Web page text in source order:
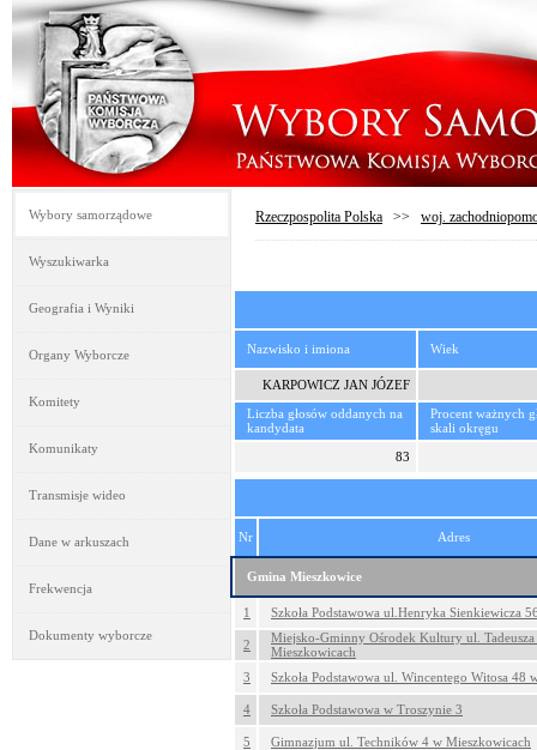
Wybory samorządowe
Wyszukiwarka
Geografia i Wyniki
Organy Wyborcze
Komitety
Komunikaty
Transmisje wideo
Dane w arkuszach
Frekwencja
Dokumenty wyborcze
Rzeczpospolita Polska >> woj.
Nazwisko i imiona Wiek
KARPOWICZ JAN JÓZEF
Liczba głosów oddanych na
kandydata
Procent ważnych
skali okręgu
83
Nr Adres
Gmina Mieszkowice
1 Szkoła Podstawowa ul.Henryka Sienkiewicza
2
Miejsko-Gminny Ośrodek Kultury ul.
Mieszkowicach
3
Szkoła Podstawowa ul. Wincentego Witosa 48
4 Szkoła Podstawowa w Troszynie 3
5 Gimnazjum ul. Techników 4 w Mieszkowicach